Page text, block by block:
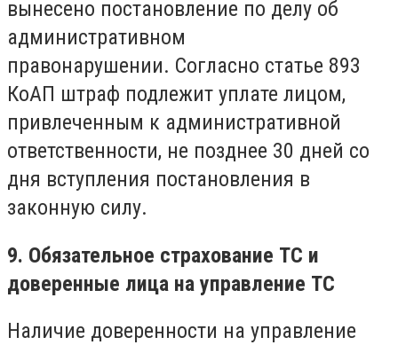
вынесено постановление по делу об
административном
правонарушении. Согласно статье 893
КоАП штраф подлежит уплате лицом,
привлеченным к административной
ответственности, не позднее 30 дней со
дня вступления постановления в
законную силу.
9. Обязательное страхование ТС и
доверенные лица на управление ТС
Наличие доверенности на управление